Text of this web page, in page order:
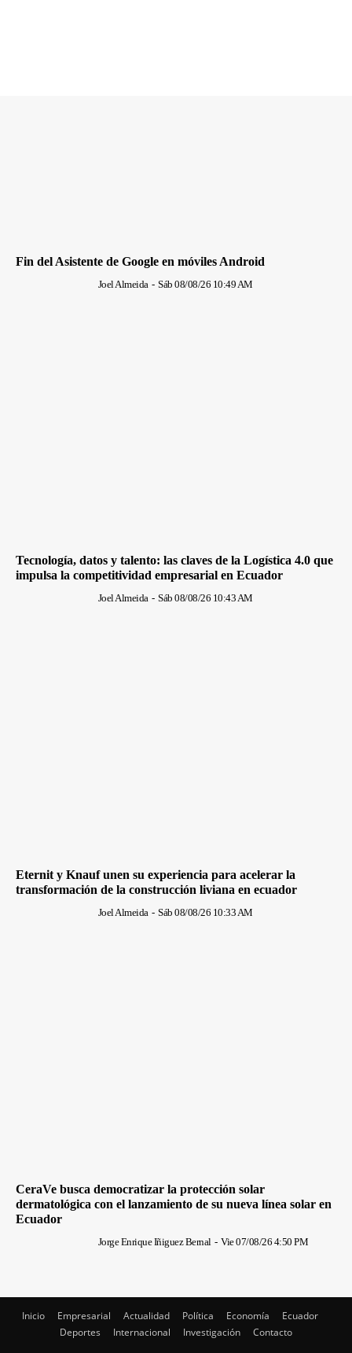
Fin del Asistente de Google en móviles Android
Joel Almeida - Sáb 08/08/26 10:49 AM
Tecnología, datos y talento: las claves de la Logística 4.0 que
impulsa la competitividad empresarial en Ecuador
Joel Almeida - Sáb 08/08/26 10:43 AM
Eternit y Knauf unen su experiencia para acelerar la
transformación de la construcción liviana en ecuador
Joel Almeida - Sáb 08/08/26 10:33 AM
CeraVe busca democratizar la protección solar
dermatológica con el lanzamiento de su nueva línea solar en
Ecuador
Jorge Enrique Iñiguez Bernal - Vie 07/08/26 4:50 PM
Inicio Empresarial Actualidad Política Economía
Ecuador
Deportes
Internacional Investigación Contacto